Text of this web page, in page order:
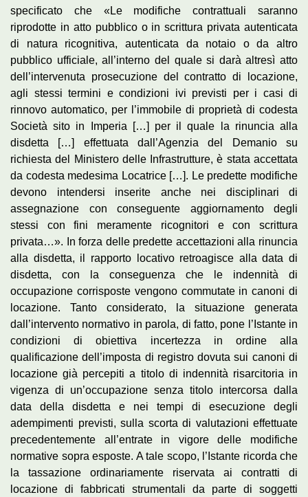
specificato che «Le modifiche contrattuali saranno
riprodotte in atto pubblico o in scrittura privata autenticata
di natura ricognitiva, autenticata da notaio o da altro
pubblico ufficiale, all’interno del quale si darà altresì atto
dell’intervenuta prosecuzione del contratto di locazione,
agli stessi termini e condizioni ivi previsti per i casi di
rinnovo automatico, per l’immobile di proprietà di codesta
Società sito in Imperia […] per il quale la rinuncia alla
disdetta […] effettuata dall’Agenzia del Demanio su
richiesta del Ministero delle Infrastrutture, è stata accettata
da codesta medesima Locatrice […]. Le predette modifiche
devono intendersi inserite anche nei disciplinari di
assegnazione con conseguente aggiornamento degli
stessi con fini meramente ricognitori e con scrittura
privata…». In forza delle predette accettazioni alla rinuncia
alla disdetta, il rapporto locativo retroagisce alla data di
disdetta, con la conseguenza che le indennità di
occupazione corrisposte vengono commutate in canoni di
locazione. Tanto considerato, la situazione generata
dall’intervento normativo in parola, di fatto, pone l’Istante in
condizioni di obiettiva incertezza in ordine alla
qualificazione dell’imposta di registro dovuta sui canoni di
locazione già percepiti a titolo di indennità risarcitoria in
vigenza di un’occupazione senza titolo intercorsa dalla
data della disdetta e nei tempi di esecuzione degli
adempimenti previsti, sulla scorta di valutazioni effettuate
precedentemente all’entrate in vigore delle modifiche
normative sopra esposte. A tale scopo, l’Istante ricorda che
la tassazione ordinariamente riservata ai contratti di
locazione di fabbricati strumentali da parte di soggetti